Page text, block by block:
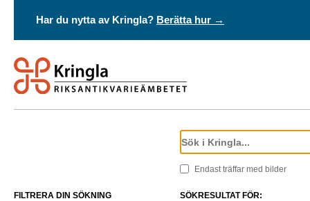
Har du nytta av Kringla? Berätta hur →
Endast träffar med bilder
SÖKRESULTAT FÖR:
FILTRERA DIN SÖKNING